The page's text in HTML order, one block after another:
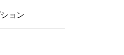
ョン